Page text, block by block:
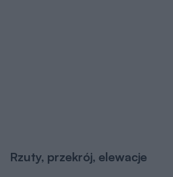
Rzuty, przekrój, elewacje